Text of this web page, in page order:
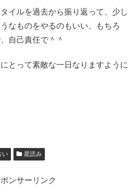
イルを過去から振り返って、少し
なものをやるのもいい。もちろ
自己責任で＾＾
とって素敵な一日なりますように
い 星読み
ンサーリンク